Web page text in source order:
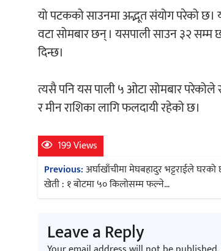
यो पटकको साउनमा अद्भूत संयोग परेको छ।
वटा सोमबार छन् । यसपाली साउन ३२ सम्म
दिन्छ।
त्यसै पनि यस पाली ५ ओटा सोमबार परेकोले
र मीन राशिका लागि फलदायी रहेको छ।
199 Views
Post
navigation
Previous:अर्घाखाँचीमा मेघबहादुर भट्टराईले
खेती : १ बोटमा ५० किलोसम्म फल्ने…
Leave a Reply